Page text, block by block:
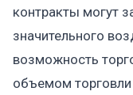
контракты могут
значительного
возможность
объемом